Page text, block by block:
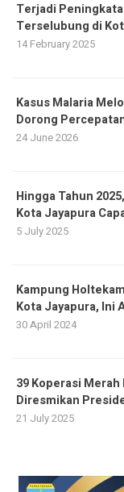
Terjadi
Terselubung di
14 February 2025
Kasus Malaria
Dorong
24 June 2026
Hingga Tahun
Kota Jayapura
5 July 2025
Kampung
Kota Jayapura, Ini
30 April 2024
39 Koperasi
Diresmikan
21 July 2025